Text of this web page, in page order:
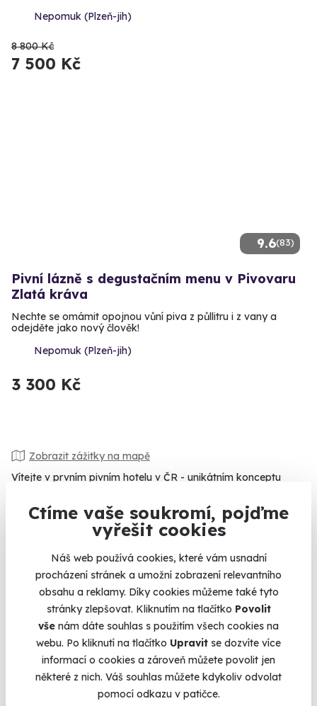
Ctíme vaše soukromí, pojďme
vyřešit cookies
Náš web používá cookies, které vám usnadní
procházení stránek a umožní zobrazení relevantního
obsahu a reklamy. Díky cookies můžeme také tyto
stránky zlepšovat. Kliknutím na tlačítko Povolit
vše nám dáte souhlas s použitím všech cookies na
webu. Po kliknutí na tlačítko Upravit se dozvíte více
informací o cookies a zároveň můžete povolit jen
některé z nich. Váš souhlas můžete kdykoliv odvolat
pomocí odkazu v patičce.
Nepomuk (Plzeň-jih)
8 800 Kč
7 500 Kč
9.6(83)
Pivní lázně s degustačním menu v Pivovaru
Zlatá kráva
Nechte se omámit opojnou vůní piva z půllitru i z vany a
odejděte jako nový člověk!
Nepomuk (Plzeň-jih)
3 300 Kč
Zobrazit zážitky na mapě
Vítejte v prvním pivním hotelu v ČR - unikátním konceptu
hotelu jste ještě nebyli, protože v ČR jde o první a jediné
takové místo. Všechno krásné, nové a voňavé po sladu.
vedle pohodlí a luxusu také vlastní pípu - na každém pokoji! V
ceně pobytu je i designový pivní wellness, kde si můžete
dopřát finskou nebo parní saunu, vířivku, zážitkovou sprchu,
Kneippovy lázně a dokonce i Himalájskou solnou terapii. A
jestli vám místní pivo zachutná, můžete si objednat pivní
degustaci přímo k vám domů - do obýváku. Stačí si vybrat
jednu zdomácích pivních degustacís pivovarem Zlatá kráva.
Od nás dostanete bednu piv a do monitoru sládkovou
Žanetu. Co víc si přát? Netušíme :)